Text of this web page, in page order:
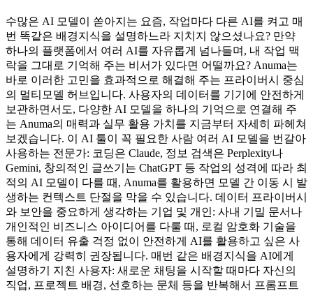
수많은 AI 모델이 쏟아지는 요즘, 작업마다 다른 AI를 켜고 매
번 똑같은 배경지식을 설명하느라 지치지 않으셨나요? 만약
하나의 플랫폼에서 여러 AI를 자유롭게 넘나들며, 내 작업 맥
락을 그대로 기억해 주는 비서가 있다면 어떨까요? Anuma는
바로 이러한 고민을 효과적으로 해결해 주는 프라이버시 중심
의 멀티모델 허브입니다. 사용자의 데이터를 기기에 안전하게
보관하면서도, 다양한 AI 모델을 하나의 기억으로 연결해 주
는 Anuma의 매력과 실무 활용 가치를 지금부터 자세히 파헤쳐
보겠습니다. 이 AI 툴이 꼭 필요한 사람 여러 AI 모델을 번갈아
사용하는 전문가: 코딩은 Claude, 정보 검색은 Perplexity나
Gemini, 창의적인 글쓰기는 ChatGPT 등 작업의 성격에 따라 최
적의 AI 모델이 다를 때, Anuma를 활용하면 모델 간 이동 시 발
생하는 컨텍스트 단절을 막을 수 있습니다. 데이터 프라이버시
와 보안을 중요하게 생각하는 기업 및 개인: 사내 기밀 문서나
개인적인 비즈니스 아이디어를 다룰 때, 로컬 암호화 기술을
통해 데이터 유출 걱정 없이 안전하게 AI를 활용하고 싶은 사
용자에게 강력히 권장됩니다. 매번 같은 배경지식을 AI에게
설명하기 지친 사용자: 새로운 채팅을 시작할 때마다 자신의
직업, 프로젝트 배경, 선호하는 문체 등을 반복해서 프롬프트